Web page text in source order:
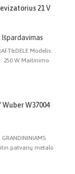
21 V
Išpardavimas
Modelis:
250 W Maitinimo
Wuber W37004
itin patvarių metalo